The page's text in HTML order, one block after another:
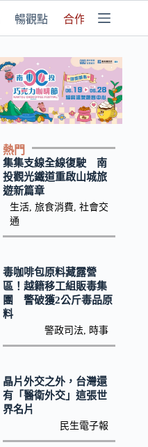
暢觀點 合作媒體
熱門
集集支線全線復駛 南
投觀光鐵道重啟山城旅
遊新篇章
生活, 旅食消費 社會交
通
毒咖啡包原料藏露營
區！越籍移工組販毒集
團 警破獲2公斤毒品原
料
警政司法 時事
晶片外交之外，台灣還
有「醫衛外交」這張世
界名片
民生電子報